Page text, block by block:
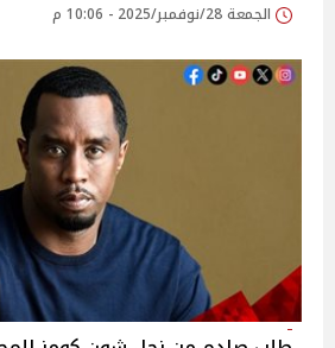
الجمعة 28/نوفمبر/2025 - 10:06 م